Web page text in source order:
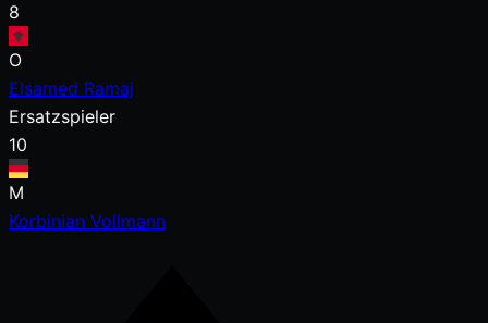
8
O
Elsamed Ramaj
Ersatzspieler
10
M
Korbinian Vollmann